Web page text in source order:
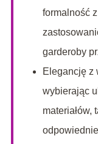
formalność
garderoby
Elegancję z
wybierając
materiałów,